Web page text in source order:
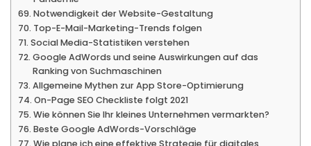
Notwendigkeit der Website-Gestaltung
Top-E-Mail-Marketing-Trends folgen
Social Media-Statistiken verstehen
Google AdWords und seine Auswirkungen auf das
Ranking von Suchmaschinen
Allgemeine Mythen zur App Store-Optimierung
On-Page SEO Checkliste folgt 2021
Wie können Sie Ihr kleines Unternehmen vermarkten?
Beste Google AdWords-Vorschläge
Wie plane ich eine effektive Strategie für digitales